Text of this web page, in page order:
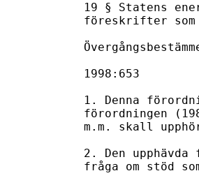
19 § Statens
föreskrifter
1998:653
1. Denna
förordningen
m.m. skall
2. Den
fråga om stöd